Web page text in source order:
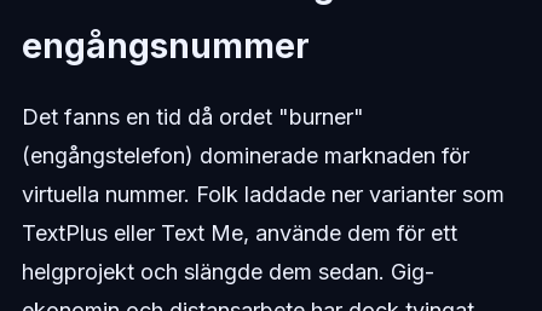
engångsnummer
Det fanns en tid då ordet "burner"
(engångstelefon) dominerade marknaden för
virtuella nummer. Folk laddade ner varianter som
TextPlus eller Text Me, använde dem för ett
helgprojekt och slängde dem sedan. Gig-